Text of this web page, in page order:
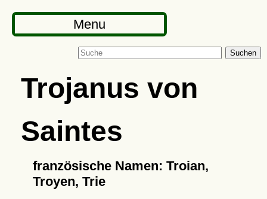
Menu
Suchen
Trojanus von
Saintes
französische Namen: Troian,
Troyen, Trie